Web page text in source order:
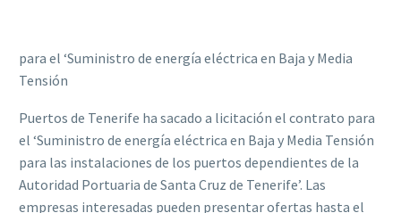
para el ‘Suministro de energía eléctrica en Baja y Media
Tensión
Puertos de Tenerife ha sacado a licitación el contrato para
el ‘Suministro de energía eléctrica en Baja y Media Tensión
para las instalaciones de los puertos dependientes de la
Autoridad Portuaria de Santa Cruz de Tenerife’. Las
empresas interesadas pueden presentar ofertas hasta el